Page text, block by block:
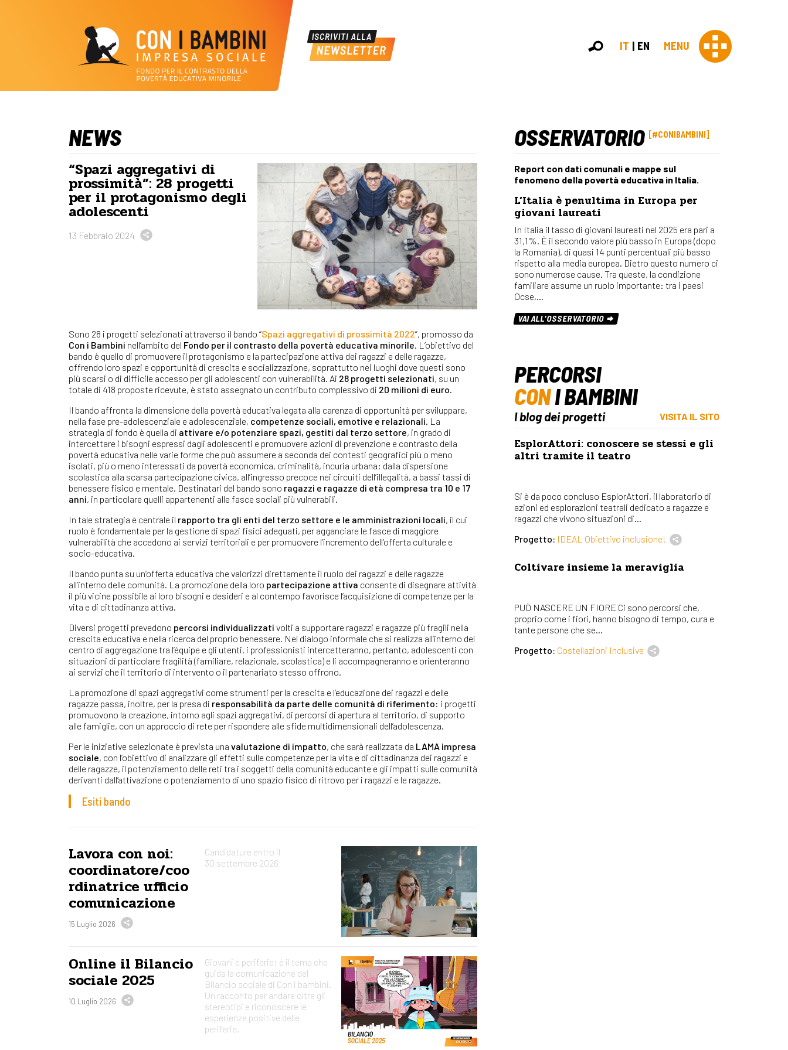
IT EN MENU
NEWS
“Spazi aggregativi di
prossimità”: 28 progetti
per il protagonismo degli
adolescenti
13 Febbraio 2024
Sono 28 i progetti selezionati attraverso il bando “Spazi aggregativi di prossimità 2022”, promosso da
Con i Bambini nell’ambito del Fondo per il contrasto della povertà educativa minorile . L’obiettivo del
bando è quello di promuovere il protagonismo e la partecipazione attiva dei ragazzi e delle ragazze,
offrendo loro spazi e opportunità di crescita e socializzazione, soprattutto nei luoghi dove questi sono
più scarsi o di difficile accesso per gli adolescenti con vulnerabilità. Ai 28 progetti selezionati, su un
totale di 418 proposte ricevute, è stato assegnato un contributo complessivo di 20 milioni di euro
Il bando affronta la dimensione della povertà educativa legata alla carenza di opportunità per sviluppare,
nella fase pre-adolescenziale e adolescenziale, competenze sociali, emotive e relazionali . La
strategia di fondo è quella di attivare e/o potenziare spazi, gestiti dal terzo settore, in grado di
intercettare i bisogni espressi dagli adolescenti e promuovere azioni di prevenzione e contrasto della
povertà educativa nelle varie forme che può assumere a seconda dei contesti geografici più o meno
isolati, più o meno interessati da povertà economica, criminalità, incuria urbana: dalla dispersione
scolastica alla scarsa partecipazione civica, all’ingresso precoce nei circuiti dell’illegalità, a bassi tassi di
benessere fisico e mentale. Destinatari del bando sono ragazzi e ragazze di età compresa tra 10 e 17
anni, in particolare quelli appartenenti alle fasce sociali più vulnerabili.
In tale strategia è centrale il rapporto tra gli enti del terzo settore e le amministrazioni locali, il cui
ruolo è fondamentale per la gestione di spazi fisici adeguati, per agganciare le fasce di maggiore
vulnerabilità che accedono ai servizi territoriali e per promuovere l’incremento dell’offerta culturale e
socio-educativa.
Il bando punta su un’offerta educativa che valorizzi direttamente il ruolo dei ragazzi e delle ragazze
all’interno delle comunità. La promozione della loro partecipazione attiva consente di disegnare attività
il più vicine possibile ai loro bisogni e desideri e al contempo favorisce l’acquisizione di competenze per la
vita e di cittadinanza attiva.
Diversi progetti prevedono percorsi individualizzati volti a supportare ragazzi e ragazze più fragili nella
crescita educativa e nella ricerca del proprio benessere. Nel dialogo informale che si realizza all’interno del
centro di aggregazione tra l’équipe e gli utenti, i professionisti intercetteranno, pertanto, adolescenti con
situazioni di particolare fragilità (familiare, relazionale, scolastica) e li accompagneranno e orienteranno
ai servizi che il territorio di intervento o il partenariato stesso offrono.
La promozione di spazi aggregativi come strumenti per la crescita e l’educazione dei ragazzi e delle
ragazze passa, inoltre, per la presa di responsabilità da parte delle comunità di riferimento: i progetti
promuovono la creazione, intorno agli spazi aggregativi, di percorsi di apertura al territorio, di supporto
alle famiglie, con un approccio di rete per rispondere alle sfide multidimensionali dell’adolescenza.
Per le iniziative selezionate è prevista una valutazione di impatto, che sarà realizzata da LAMA impresa
sociale, con l’obiettivo di analizzare gli effetti sulle competenze per la vita e di cittadinanza dei ragazzi e
delle ragazze, il potenziamento delle reti tra i soggetti della comunità educante e gli impatti sulle comunità
derivanti dall’attivazione o potenziamento di uno spazio fisico di ritrovo per i ragazzi e le ragazze.
Esiti bando
Lavora con noi:
coordinatore/coo
rdinatrice ufficio
comunicazione
15 Luglio 2026
Candidature entro il
30 settembre 2026
Online il Bilancio
sociale 2025
10 Luglio 2026
Giovani e periferie: è il tema che
guida la comunicazione del
Bilancio sociale di Con i bambini.
Un racconto per andare oltre gli
stereotipi e riconoscere le
esperienze positive delle
periferie.
OSSERVATORIO #CONIBAMBINI
Report con dati comunali e mappe sul
fenomeno della povertà educativa in Italia.
L’Italia è penultima in Europa per
giovani laureati
In Italia il tasso di giovani laureati nel 2025 era pari a
31,1%. È il secondo valore più basso in Europa (dopo
la Romania), di quasi 14 punti percentuali più basso
rispetto alla media europea. Dietro questo numero ci
sono numerose cause. Tra queste, la condizione
familiare assume un ruolo importante: tra i paesi
Ocse,…
VAI ALL'OSSERVATORIO
PERCORSI
CONI BAMBINI
I blog dei progetti VISITA IL SITO
EsplorAttori: conoscere se stessi e gli
altri tramite il teatro
Si è da poco concluso EsplorAttori, il laboratorio di
azioni ed esplorazioni teatrali dedicato a ragazze e
ragazzi che vivono situazioni di...
Progetto: IDEAL Obiettivo inclusione!
Coltivare insieme la meraviglia
PUÒ NASCERE UN FIORE Ci sono percorsi che,
proprio come i fiori, hanno bisogno di tempo, cura e
tante persone che se...
Progetto: Costellazioni Inclusive